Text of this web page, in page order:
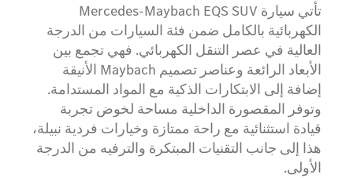
تأتي سيارة Mercedes-Maybach EQS SUV
الكهربائية بالكامل ضمن فئة السيارات من الدرجة
العالية في عصر التنقل الكهربائي. فهي تجمع بين
الأبعاد الرائعة وعناصر تصميم Maybach الأنيقة
إضافة إلى الابتكارات الذكية مع المواد المستدامة.
وتوفر المقصورة الداخلية مساحة لخوض تجربة
قيادة استثنائية مع راحة ممتازة وخيارات فردية نبيلة،
هذا إلى جانب التقنيات المبتكرة والترفيه من الدرجة
الأولى.